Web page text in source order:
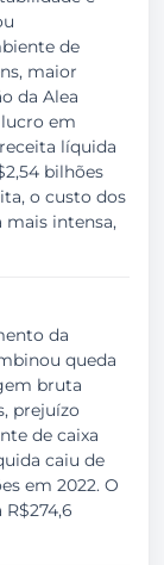
de
maior
da Alea
em
líquida
bilhões
o custo dos
mais intensa,
da
queda
bruta
prejuízo
de caixa
caiu de
em 2022. O